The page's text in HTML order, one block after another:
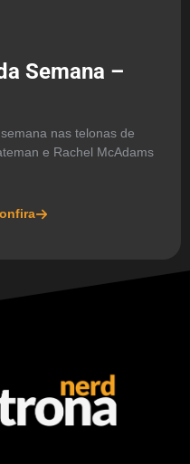
Semana –
nas telonas de
e Rachel McAdams